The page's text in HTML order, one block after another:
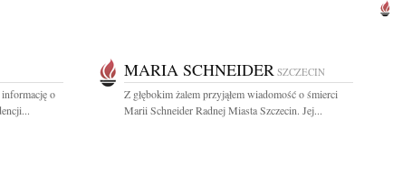
o
MARIA SCHNEIDER SZCZECIN
Z głębokim żalem przyjąłem wiadomość o śmierci
Marii Schneider Radnej Miasta Szczecin. Jej...